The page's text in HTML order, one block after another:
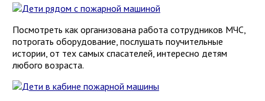
Посмотреть как организована работа сотрудников МЧС,
потрогать оборудование, послушать поучительные
истории, от тех самых спасателей, интересно детям
любого возраста.